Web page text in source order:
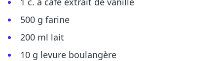
500 g farine
200 ml lait
10 g levure boulangère